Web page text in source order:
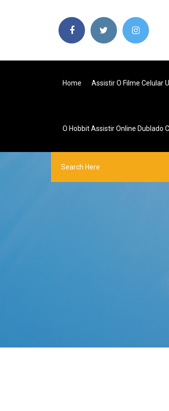
Home Assistir O Filme Celular
O Hobbit Assistir Online Dublado